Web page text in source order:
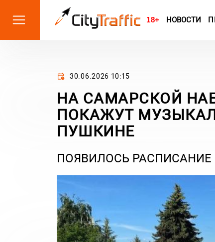
18+ НОВОСТИ
30.06.2026 10:15
НА САМАРСКОЙ
ПОКАЖУТ
ПУШКИНЕ
ПОЯВИЛОСЬ РАСПИСАНИЕ